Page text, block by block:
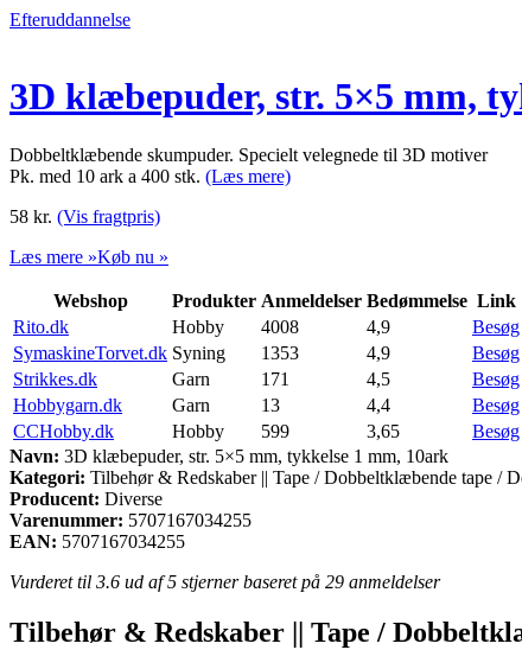
Efteruddannelse
3D klæbepuder, str. 5×5 mm,
Dobbeltklæbende skumpuder. Specielt velegnede til 3D motiver
Pk. med 10 ark a 400 stk. (Læs mere)
58 kr. (Vis fragtpris)
Læs mere »Køb nu »
Webshop Produkter Anmeldelser Bedømmelse Link
Rito.dk
Hobby 4008 4,9
Besøg
SymaskineTorvet.dk Syning 1353 4,9
Besøg
Strikkes.dk
Garn 171 4,5
Besøg
Hobbygarn.dk
Garn 13 4,4
Besøg
CCHobby.dk
Hobby 599 3,65
Besøg
Navn: 3D klæbepuder, str. 5×5 mm, tykkelse 1 mm, 10ark
Kategori: Tilbehør & Redskaber || Tape / Dobbeltklæbende tape /
Producent: Diverse
Varenummer: 5707167034255
EAN: 5707167034255
Vurderet til 3.6 ud af 5 stjerner baseret på 29 anmeldelser
Tilbehør & Redskaber || Tape /